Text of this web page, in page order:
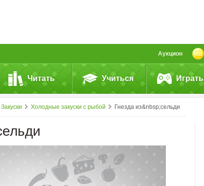
Аукцион
Читать Учиться Играть
Закуски Холодные закуски с рыбой Гнезда из&nbsp;сельди